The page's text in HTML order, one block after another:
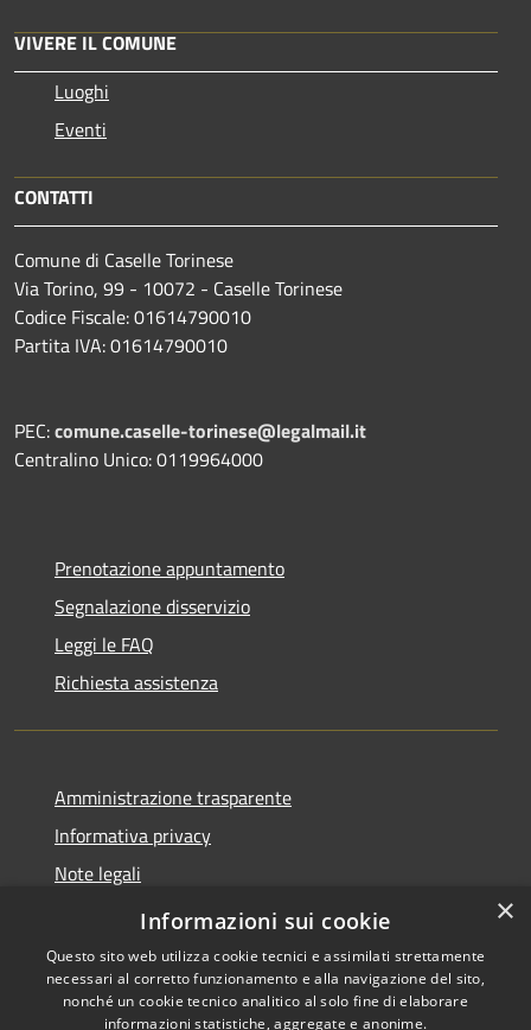
VIVERE IL COMUNE
Luoghi
Eventi
CONTATTI
Comune di Caselle Torinese
Via Torino, 99 - 10072 - Caselle Torinese
Codice Fiscale: 01614790010
Partita IVA: 01614790010
PEC:comune.caselle-torinese@legalmail.it
Centralino Unico: 0119964000
Prenotazione appuntamento
Segnalazione disservizio
Leggi le FAQ
Richiesta assistenza
Amministrazione trasparente
Informativa privacy
Note legali
dichiarazione di accessibilità
×
Informazioni sui cookie
Questo sito web utilizza cookie tecnici e assimilati strettamente
necessari al corretto funzionamento e alla navigazione del sito,
nonché un cookie tecnico analitico al solo fine di elaborare
informazioni statistiche, aggregate e anonime.